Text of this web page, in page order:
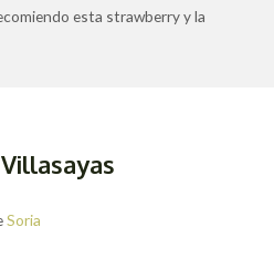
esta strawberry y la
Soria